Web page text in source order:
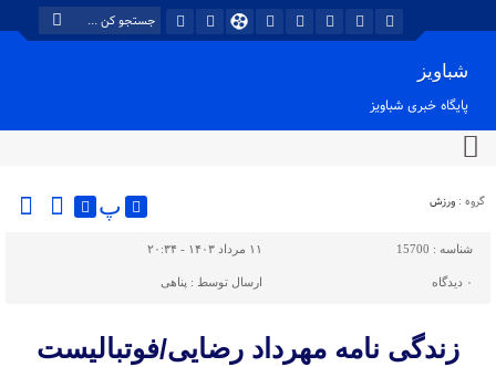
شباویز
پایگاه خبری شباویز
گروه : ورزش پ
شناسه : 15700 ۱۱ مرداد ۱۴۰۳ - ۲۰:۳۴
۰ دیدگاه ارسال توسط : پناهی
زندگی نامه مهرداد رضایی/فوتبالیست